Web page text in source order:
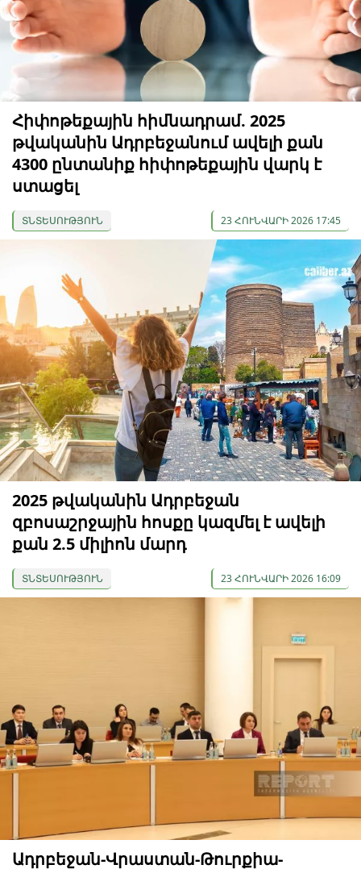
Հիփոթեքային հիմնադրամ. 2025
թվականին Ադրբեջանում ավելի քան
4300 ընտանիք հիփոթեքային վարկ է
ստացել
ՏՆՏԵՍՈՒԹՅՈՒՆ 23 ՀՈՒՆՎԱՐԻ 2026 17:45
2025 թվականին Ադրբեջան
զբոսաշրջային հոսքը կազմել է ավելի
քան 2.5 միլիոն մարդ
ՏՆՏԵՍՈՒԹՅՈՒՆ 23 ՀՈՒՆՎԱՐԻ 2026 16:09
Ադրբեջան-Վրաստան-Թուրքիա-